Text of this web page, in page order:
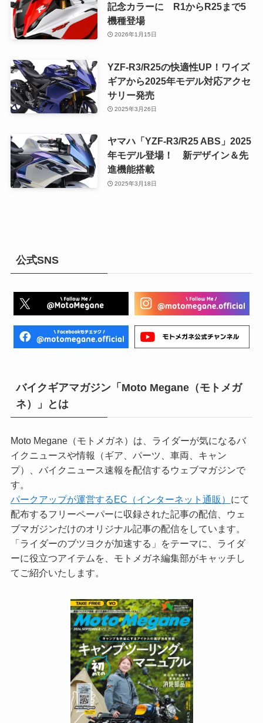
記念カラーに R1からR25まで5
機種登場
2026年1月15日
YZF-R3/R25の快適性UP！ワイズ
ギアから2025年モデル対応アクセ
サリー発売
2025年3月26日
ヤマハ「YZF-R3/R25 ABS」2025
年モデル登場！ 新デザイン＆先
進機能搭載
2025年3月18日
公式SNS
バイクギアマガジン「Moto Megane（モトメガ
ネ）」とは
Moto Megane（モトメガネ）は、ライダーが気になるバ
イクニュースや情報（ギア、パーツ、車両、キャン
プ）、バイクニュース速報を配信するウェブマガジンで
す。
パークアップが運営するEC（インターネット通販） にて
配布するフリーペーパーに収録された記事の配信、ウェ
ブマガジンだけのオリジナル記事の配信をしています。
「ライダーのブツヨクが加速する」をテーマに、ライダ
ーに役立つアイテムを、モトメガネ編集部がキャッチし
てご紹介いたします。